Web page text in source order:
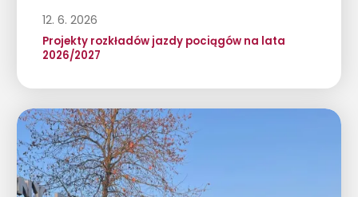
12. 6. 2026
Projekty rozkładów jazdy pociągów na lata
2026/2027